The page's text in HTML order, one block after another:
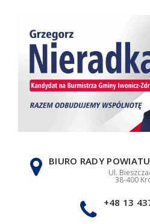
BIURO RADY
Ul.
38-400
+48 13